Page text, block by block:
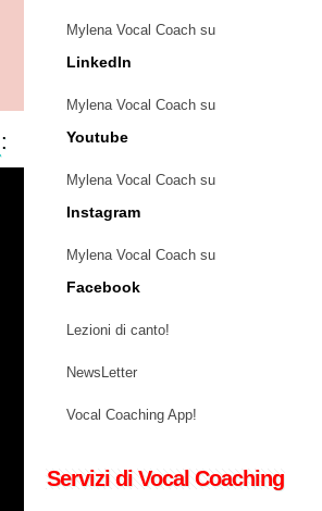
:
Mylena Vocal Coach su
LinkedIn
Mylena Vocal Coach su
Youtube
Mylena Vocal Coach su
Instagram
Mylena Vocal Coach su
Facebook
Lezioni di canto!
NewsLetter
Vocal Coaching App!
Servizi di Vocal Coaching